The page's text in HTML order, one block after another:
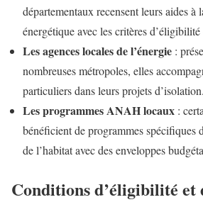
départementaux recensent leurs aides à
énergétique avec les critères
Les agences locales de l’énergie :
nombreuses métropoles, elles
particuliers dans leurs projets d’isolation.
Les programmes ANAH locaux :
bénéficient de programmes spécifiques
de l’habitat avec des enveloppes
Conditions d’éligibilité et